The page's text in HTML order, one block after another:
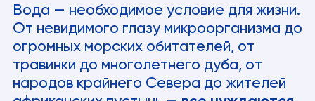
Вода — необходимое условие для жизни.
От невидимого глазу микроорганизма до
огромных морских обитателей, от
травинки до многолетнего дуба, от
народов крайнего Севера до жителей